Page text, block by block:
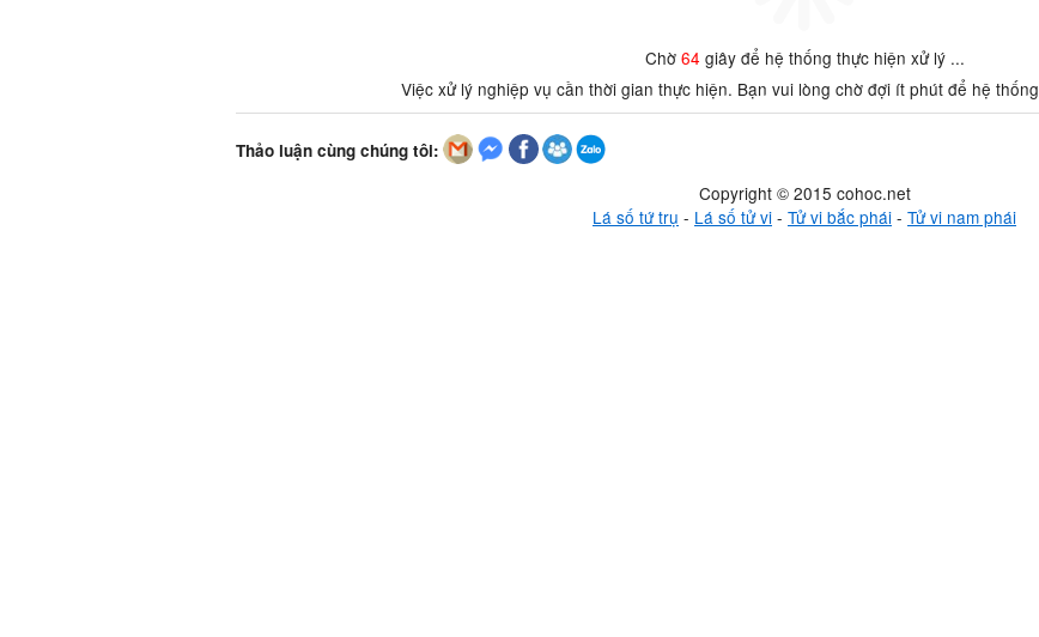
Chờ 64 giây để hệ thống thực hiện xử lý ...
Việc xử lý nghiệp vụ cần thời gian thực hiện. Bạn vui lòng chờ đợi ít phút để hệ
Thảo luận cùng chúng tôi:
Copyright © 2015 cohoc.net
Lá số tứ trụ - Lá số tử vi - Tử vi bắc phái - Tử vi nam phái